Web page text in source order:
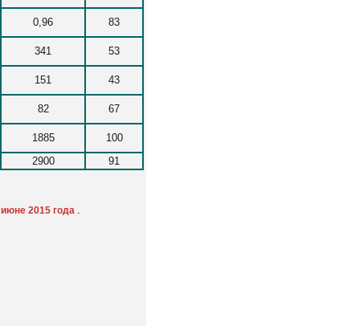
0,96
83
341
53
151
43
82
67
1885 100
2900 91
2015 года